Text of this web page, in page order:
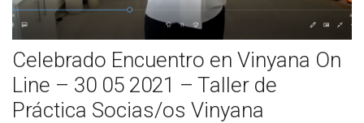
Celebrado Encuentro en Vinyana On
Line – 30 05 2021 – Taller de
Práctica Socias/os Vinyana